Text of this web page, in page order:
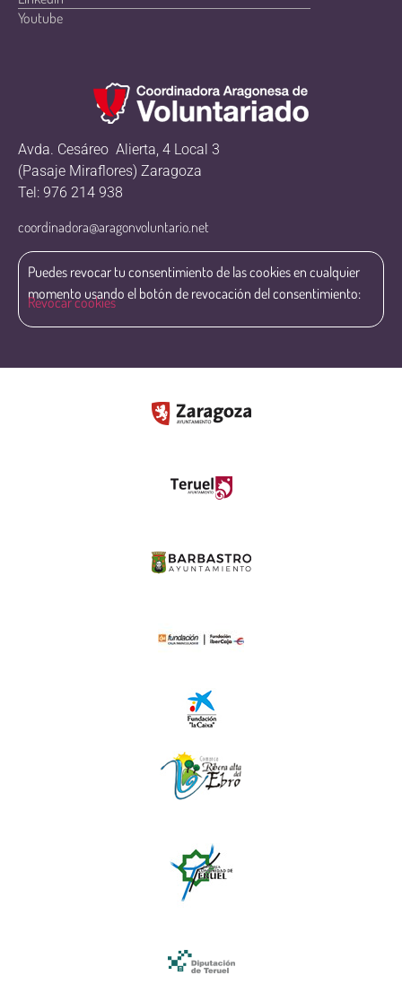
Youtube
Avda. Cesáreo Alierta, 4 Local 3
(Pasaje Miraflores) Zaragoza
Tel: 976 214 938
coordinadora@aragonvoluntario.net
Puedes revocar tu consentimiento de las cookies en cualquier
momento usando el botón de revocación del consentimiento:
Revocar cookies